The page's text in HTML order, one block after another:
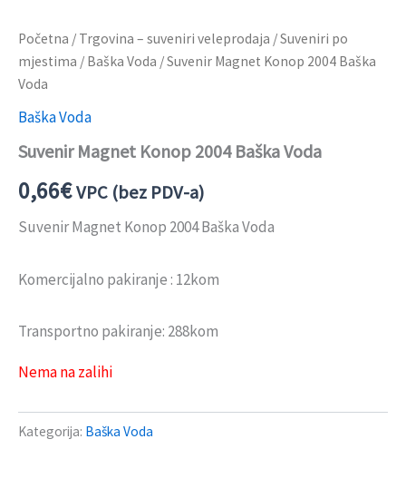
Početna / Trgovina – suveniri veleprodaja /Suveniri po
mjestima / Baška Voda / Suvenir Magnet Konop 2004 Baška
Voda
Baška Voda
Suvenir Magnet Konop 2004 Baška Voda
0,66€VPC (bez PDV-a)
Suvenir Magnet Konop 2004 Baška Voda
Komercijalno pakiranje : 12kom
Transportno pakiranje: 288kom
Nema na zalihi
Kategorija: Baška Voda